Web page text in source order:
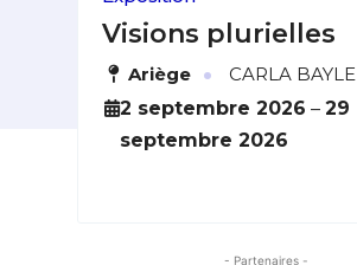
Visions plurielles
Ariège ·
CARLA BAYLE
2 septembre 2026 –29
septembre 2026
- Partenaires -